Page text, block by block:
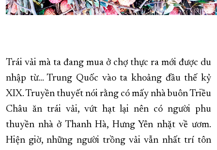
Trái vải mà ta đang mua ở chợ thực ra mới được du
nhập từ… Trung Quốc vào ta khoảng đầu thế kỷ
XIX. Truyền thuyết nói rằng có mấy nhà buôn Triều
Châu ăn trái vải, vứt hạt lại nên có người phu
thuyền nhà ở Thanh Hà, Hưng Yên nhặt về ươm.
Hiện giờ, những người trồng vải vẫn nhất trí tôn